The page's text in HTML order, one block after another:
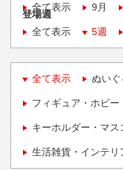
全て表示
9月
登場週
全て表示
5週
全て表示 ぬいぐ
フィギュア・ホビー
キーホルダー・マ
生活雑貨・インテリ